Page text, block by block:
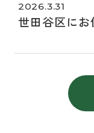
2026.3.31
世田谷区に